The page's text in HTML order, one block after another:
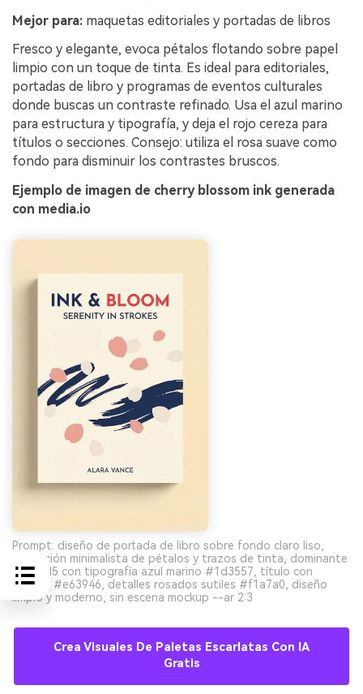
Mejor para: maquetas editoriales y portadas de libros
Fresco y elegante, evoca pétalos flotando sobre papel
limpio con un toque de tinta. Es ideal para editoriales,
portadas de libro y programas de eventos culturales
donde buscas un contraste refinado. Usa el azul marino
para estructura y tipografía, y deja el rojo cereza para
títulos o secciones. Consejo: utiliza el rosa suave como
fondo para disminuir los contrastes bruscos.
Ejemplo de imagen de cherry blossom ink generada
con media.io
Prompt: diseño de portada de libro sobre fondo claro liso,
ilustración minimalista de pétalos y trazos de tinta, dominante
#fdf0d5 con tipografía azul marino #1d3557, título con
acento #e63946, detalles rosados sutiles #f1a7a0, diseño
limpio y moderno, sin escena mockup --ar 2:3
Crea Visuales De Paletas Escarlatas Con IA
Gratis